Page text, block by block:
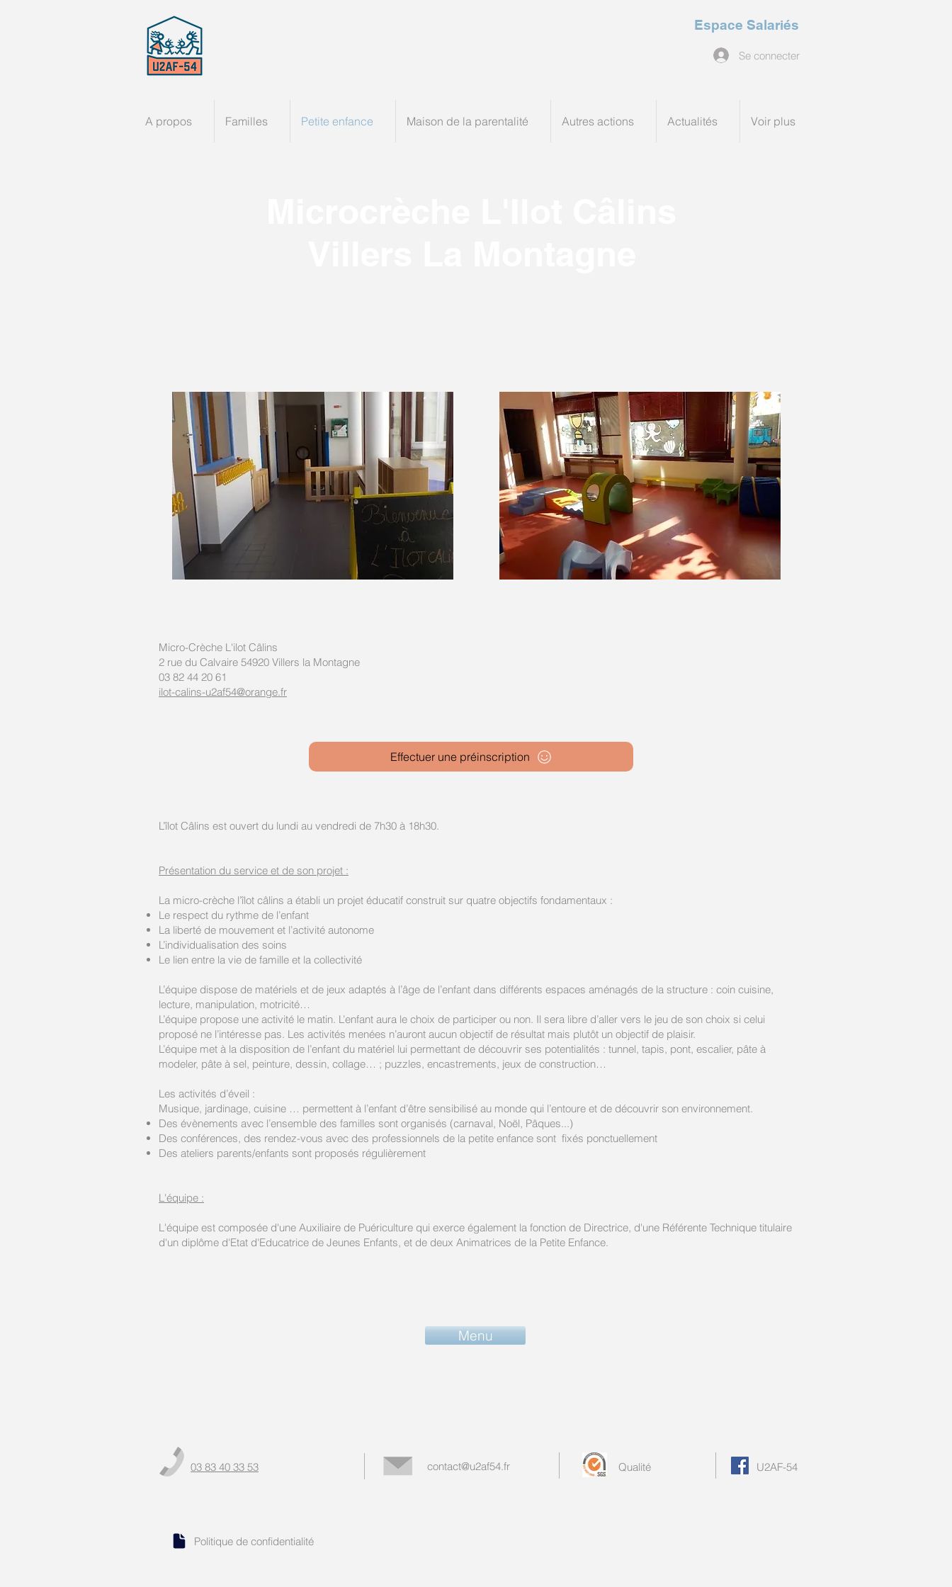
Espace Salariés
Se connecter
A propos Familles Petite enfance Maison de la parentalité Autres actions Actualités Voir plus
Micro-Crèche L'ilot Câlins
2 rue du Calvaire 54920 Villers la Montagne
03 82 44 20 61
ilot-calins-u2af54@orange.fr
L’îlot Câlins est ouvert du lundi au vendredi de 7h30 à 18h30.
Présentation du service et de son projet :
La micro-crèche l’îlot câlins a établi un projet éducatif construit sur quatre objectifs fondamentaux :
Le respect du rythme de l’enfant
La liberté de mouvement et l’activité autonome
L’individualisation des soins
Le lien entre la vie de famille et la collectivité
L’équipe dispose de matériels et de jeux adaptés à l’âge de l’enfant dans différents espaces aménagés de la structure : coin cuisine,
lecture, manipulation, motricité…
L’équipe propose une activité le matin. L’enfant aura le choix de participer ou non. Il sera libre d’aller vers le jeu de son choix si celui
proposé ne l’intéresse pas. Les activités menées n’auront aucun objectif de résultat mais plutôt un objectif de plaisir.
L’équipe met à la disposition de l’enfant du matériel lui permettant de découvrir ses potentialités : tunnel, tapis, pont, escalier, pâte à
modeler, pâte à sel, peinture, dessin, collage… ; puzzles, encastrements, jeux de construction…
Les activités d’éveil :
Musique, jardinage, cuisine … permettent à l’enfant d’être sensibilisé au monde qui l’entoure et de découvrir son environnement.
Des évènements avec l’ensemble des familles sont organisés (carnaval, Noël, Pâques...)
Des conférences, des rendez-vous avec des professionnels de la petite enfance sont fixés ponctuellement
Des ateliers parents/enfants sont proposés régulièrement
L'équipe :
L'équipe est composée d'une Auxiliaire de Puériculture qui exerce également la fonction de Directrice, d'une Référente Technique titulaire
d'un diplôme d'Etat d'Educatrice de Jeunes Enfants, et de deux Animatrices de la Petite Enfance.
Effectuer une préinscription
Menu
03 83 40 33 53
Politique de confidentialité
contact@u2af54.fr Qualité U2AF-54